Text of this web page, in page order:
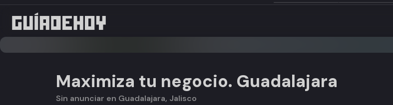
Maximiza tu negocio. Guadalajara
Sin anunciar en Guadalajara, Jalisco